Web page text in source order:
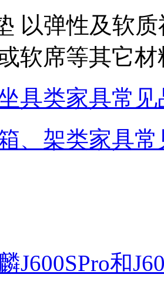
弹性及软质
软席等其它
具类家具常
、架类家具
J600SPro和